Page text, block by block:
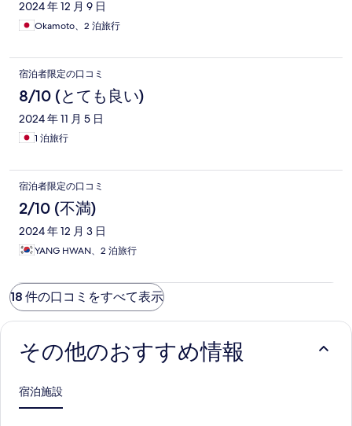
2024 年 12 月 9 日
Okamoto、2 泊旅行
宿泊者限定の口コミ
8/10 (とても良い)
2024 年 11 月 5 日
1 泊旅行
宿泊者限定の口コミ
2/10 (不満)
2024 年 12 月 3 日
YANG HWAN、2 泊旅行
18 件の口コミをすべて表示
その他のおすすめ情報
宿泊施設